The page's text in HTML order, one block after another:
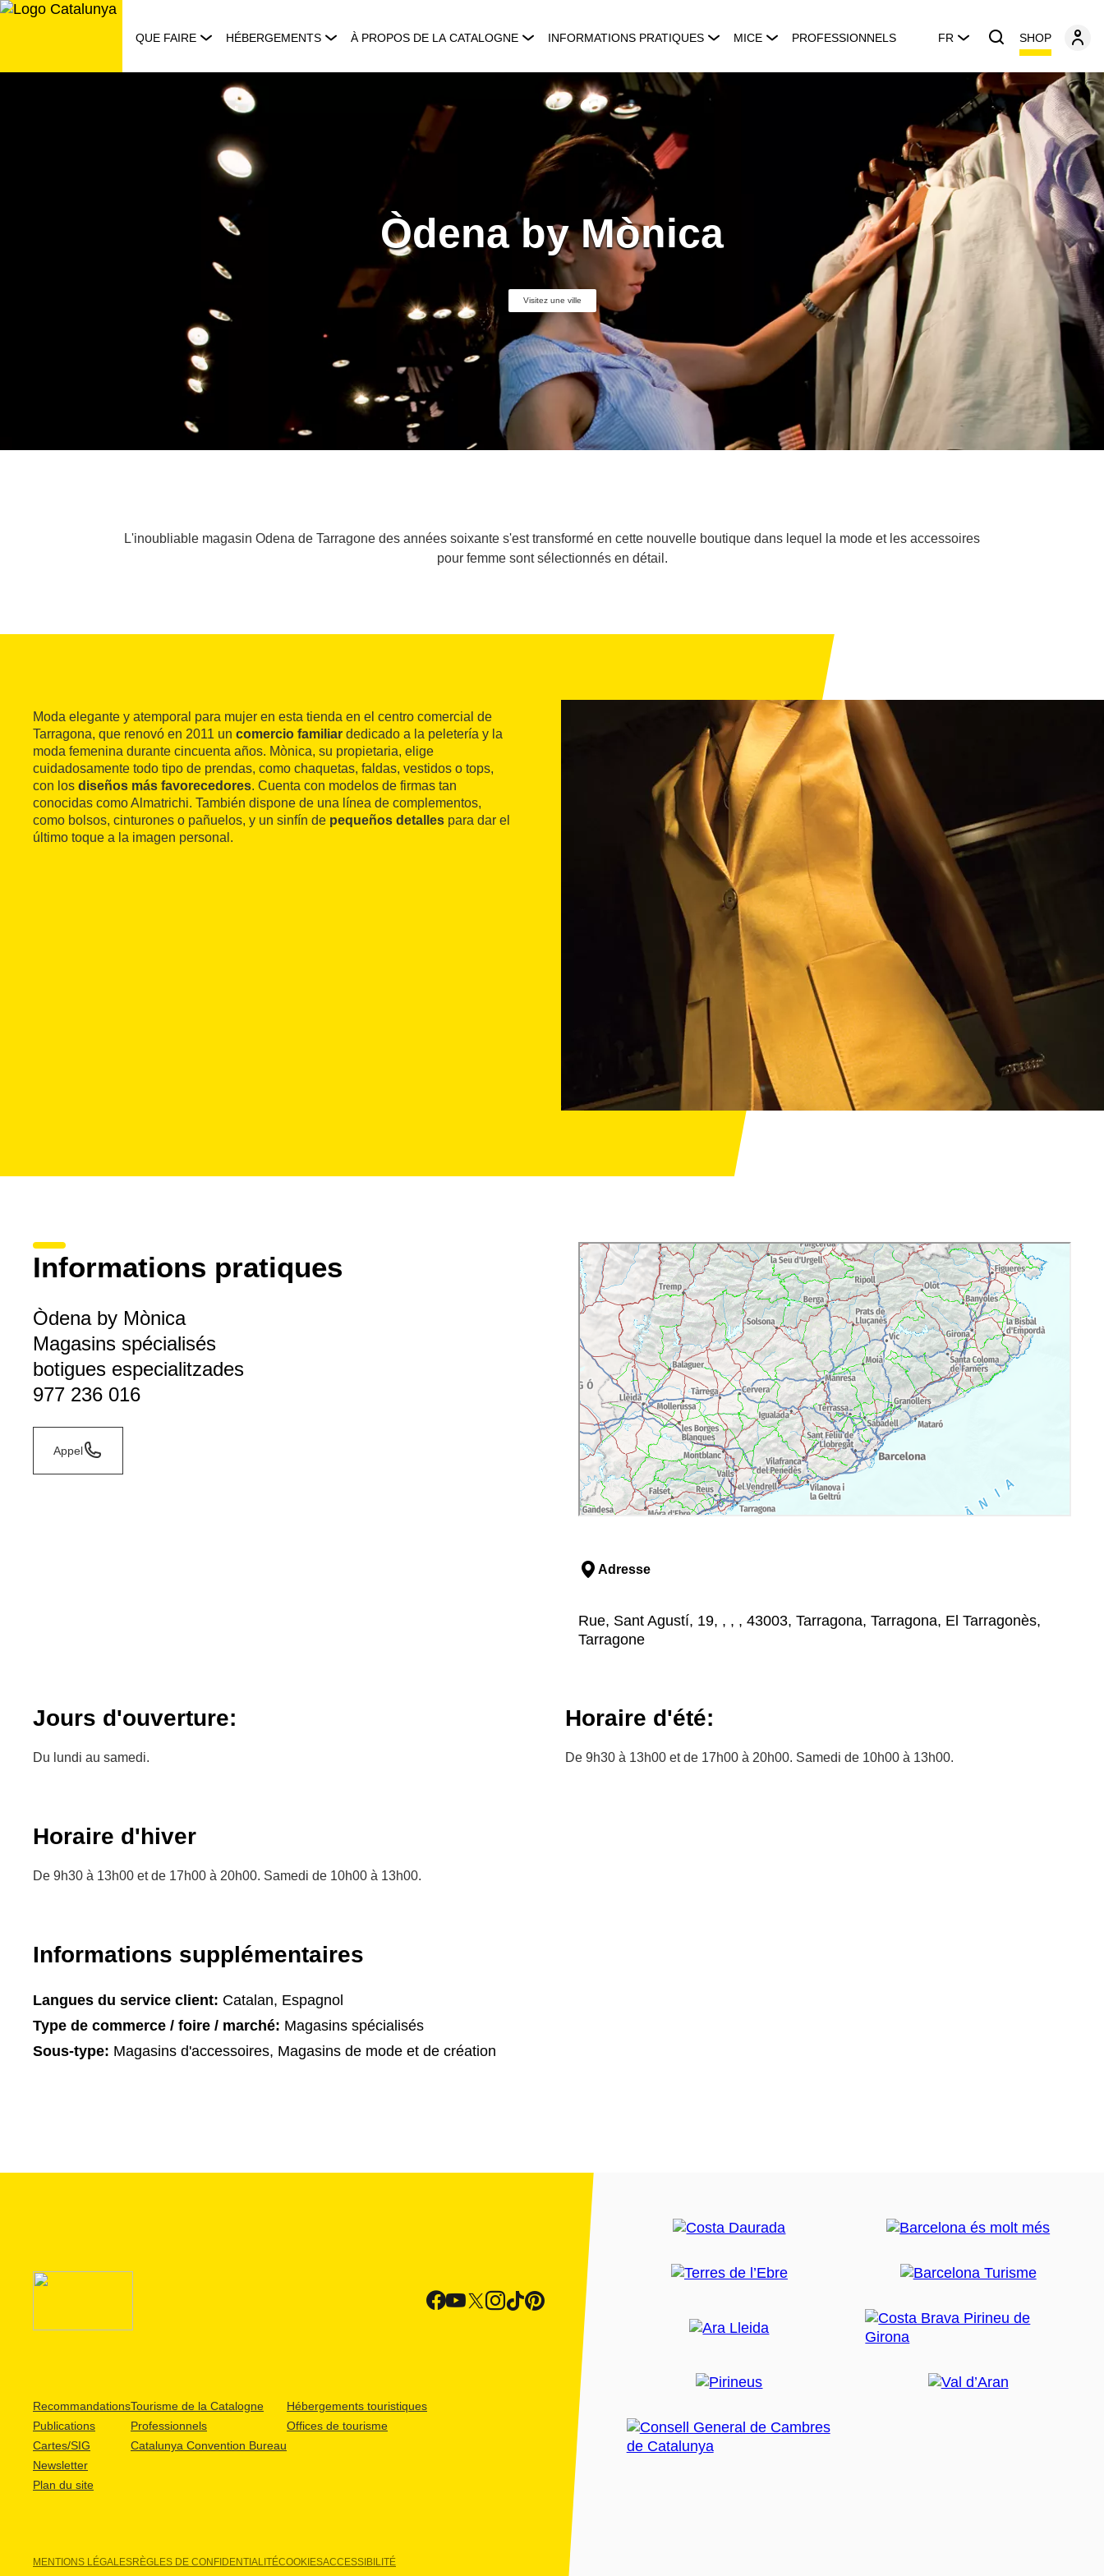
Aller
QUE FAIRE HÉBERGEMENTS À PROPOS DE LA CATALOGNE INFORMATIONS PRATIQUES MICE PROFESSIONNELS FR SHOP
Òdena by Mònica
Visitez une ville
L'inoubliable magasin Odena de Tarragone des années soixante s'est transformé en cette nouvelle boutique dans lequel la mode et les accessoires
pour femme sont sélectionnés en détail.
Moda elegante y atemporal para mujer en esta tienda en el centro comercial de
Tarragona, que renovó en 2011 un comercio familiar dedicado a la peletería y la
moda femenina durante cincuenta años. Mònica, su propietaria, elige
cuidadosamente todo tipo de prendas, como chaquetas, faldas, vestidos o tops,
con los diseños más favorecedores. Cuenta con modelos de firmas tan
conocidas como Almatrichi. También dispone de una línea de complementos,
como bolsos, cinturones o pañuelos, y un sinfín de pequeños detalles para dar el
último toque a la imagen personal.
Informations pratiques
Òdena by Mònica
Magasins spécialisés
botigues especialitzades
977 236 016
Appel
Adresse
Rue, Sant Agustí, 19, , , , 43003, Tarragona, Tarragona, El Tarragonès,
Tarragone
Jours d'ouverture:
Du lundi au samedi.
Horaire d'été:
De 9h30 à 13h00 et de 17h00 à 20h00. Samedi de 10h00 à 13h00.
Horaire d'hiver
De 9h30 à 13h00 et de 17h00 à 20h00. Samedi de 10h00 à 13h00.
Informations supplémentaires
Langues du service client: Catalan, Espagnol
Type de commerce / foire / marché: Magasins spécialisés
Sous-type: Magasins d'accessoires, Magasins de mode et de création
Recommandations
Publications
Cartes/SIG
Newsletter
Plan du site
Tourisme de la Catalogne
Professionnels
Catalunya Convention Bureau
Hébergements touristiques
Offices de tourisme
MENTIONS LÉGALESRÈGLES DE CONFIDENTIALITÉCOOKIESACCESSIBILITÉ